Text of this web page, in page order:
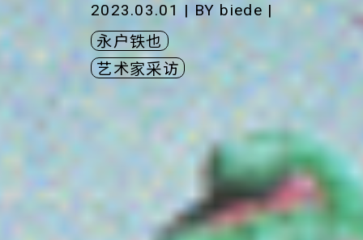
2023.03.01 | BY biede |
永户铁也
艺术家采访